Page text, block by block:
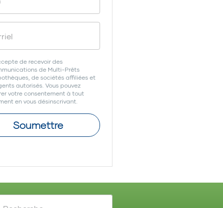
de recevoir des
de Multi-Prêts
de sociétés affiliées et
autorisés. Vous pouvez
votre consentement à tout
en vous désinscrivant.
Soumettre